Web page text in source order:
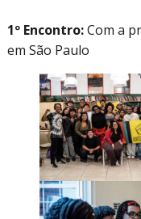
1º Encontro:Com a
em São Paulo